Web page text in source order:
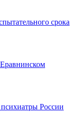
срока
России